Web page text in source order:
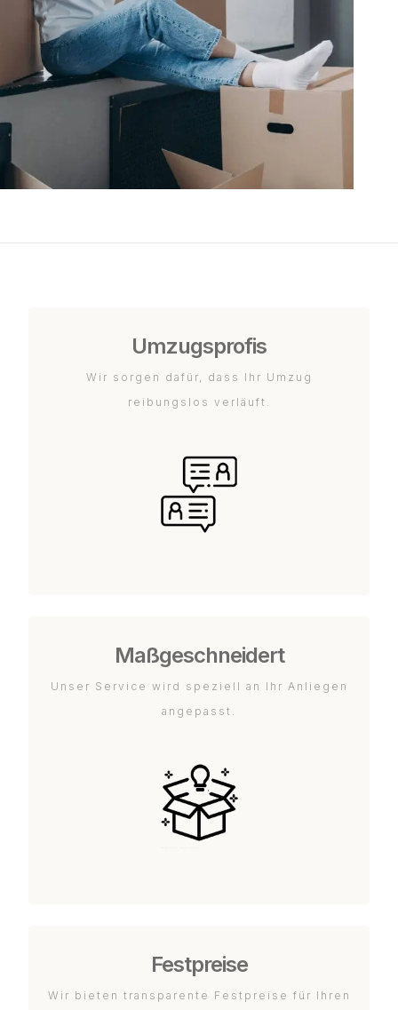
Umzugsprofis
Wir sorgen dafür, dass Ihr Umzug
reibungslos verläuft.
Maßgeschneidert
Unser Service wird speziell an Ihr Anliegen
angepasst.
Festpreise
Wir bieten transparente Festpreise für Ihren